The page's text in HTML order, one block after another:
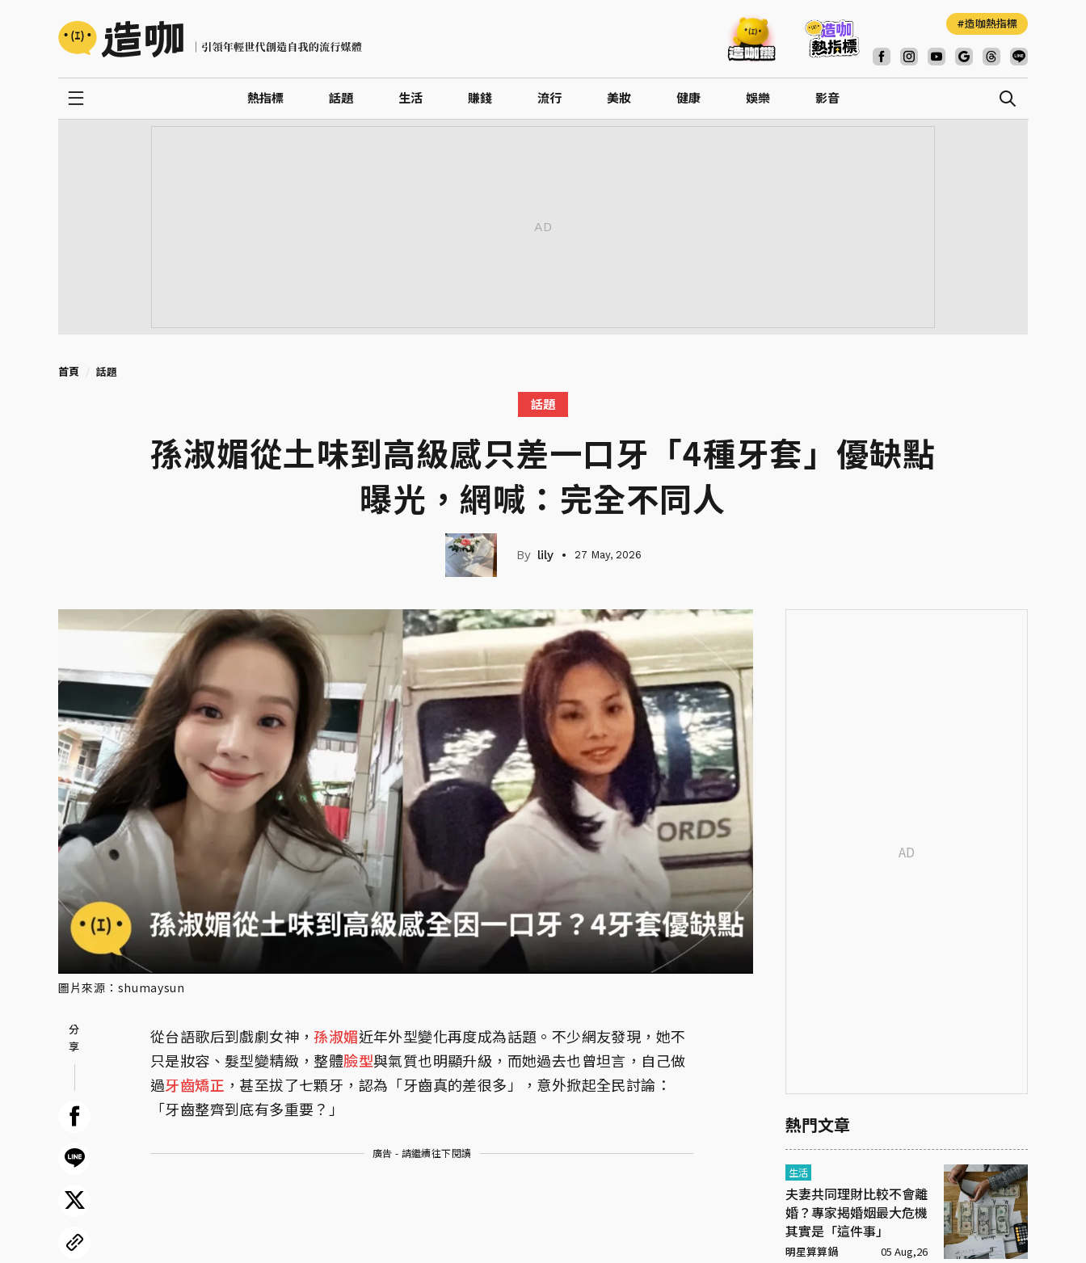
造咖熱指標
熱指標 話題 生活 賺錢 流行 美妝 健康 娛樂 影音
首頁 話題
話題
孫淑媚從土味到高級感只差一口牙「4種牙套」優缺點
曝光，網喊：完全不同人
lily 27 May, 2026
圖片來源：shumaysun
從台語歌后到戲劇女神，孫淑媚近年外型變化再度成為話題。不少網友發現，她不
只是妝容、髮型變精緻，整體臉型與氣質也明顯升級，而她過去也曾坦言，自己做
過牙齒矯正 ，甚至拔了七顆牙，認為「牙齒真的差很多」，意外掀起全民討論：
「牙齒整齊到底有多重要？」
廣告 - 請繼續往下閱讀
熱門文章
生活
夫妻共同理財比較不會離
婚？專家揭婚姻最大危機
其實是「這件事」
明星算算鍋 05 Aug,26